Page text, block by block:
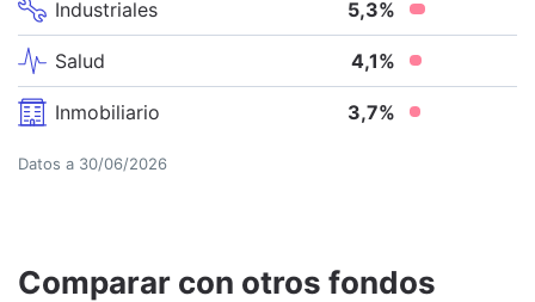
Industriales 5,3%
Salud 4,1%
Inmobiliario 3,7%
Datos a 30/06/2026
Comparar con otros fondos